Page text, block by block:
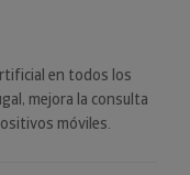
en todos los
mejora la consulta
móviles.